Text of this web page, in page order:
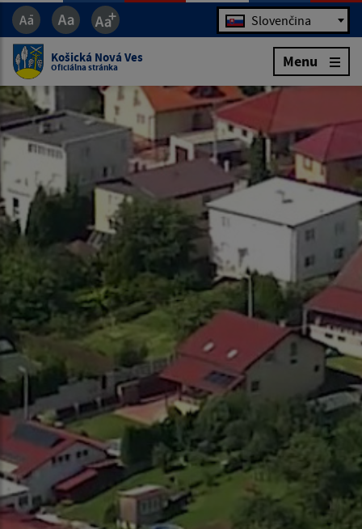
Jazyk Slovenčina
Košická Nová Ves
Oficiálna stránka Menu